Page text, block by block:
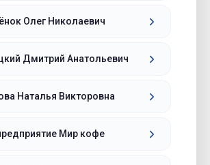
Олег Николаевич
Дмитрий Анатольевич
Наталья Викторовна
Мир кофе